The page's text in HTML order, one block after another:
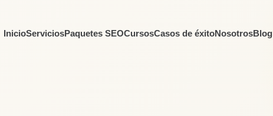
InicioServiciosPaquetes SEOCursosCasos de éxitoNosotrosBlog